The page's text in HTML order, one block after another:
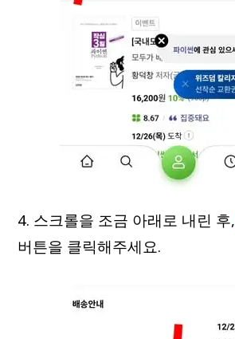
4. 스크롤을 조금 아래로 내린 후,
버튼을 클릭해주세요.